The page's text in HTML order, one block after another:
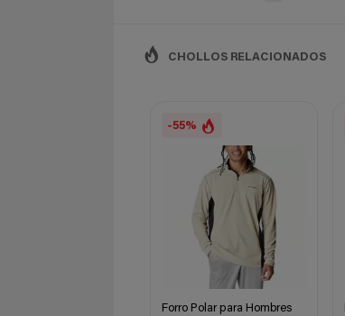
CHOLLOS RELACIONADOS
-55%
Forro Polar para Hombres